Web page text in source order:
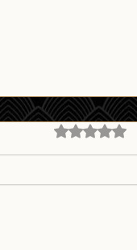
Beoordeeld